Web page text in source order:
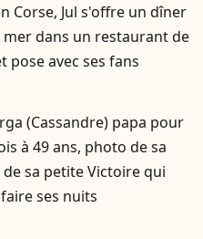
Corse, Jul s'offre un dîner
dans un restaurant de
pose avec ses fans
(Cassandre) papa pour
à 49 ans, photo de sa
sa petite Victoire qui
ses nuits